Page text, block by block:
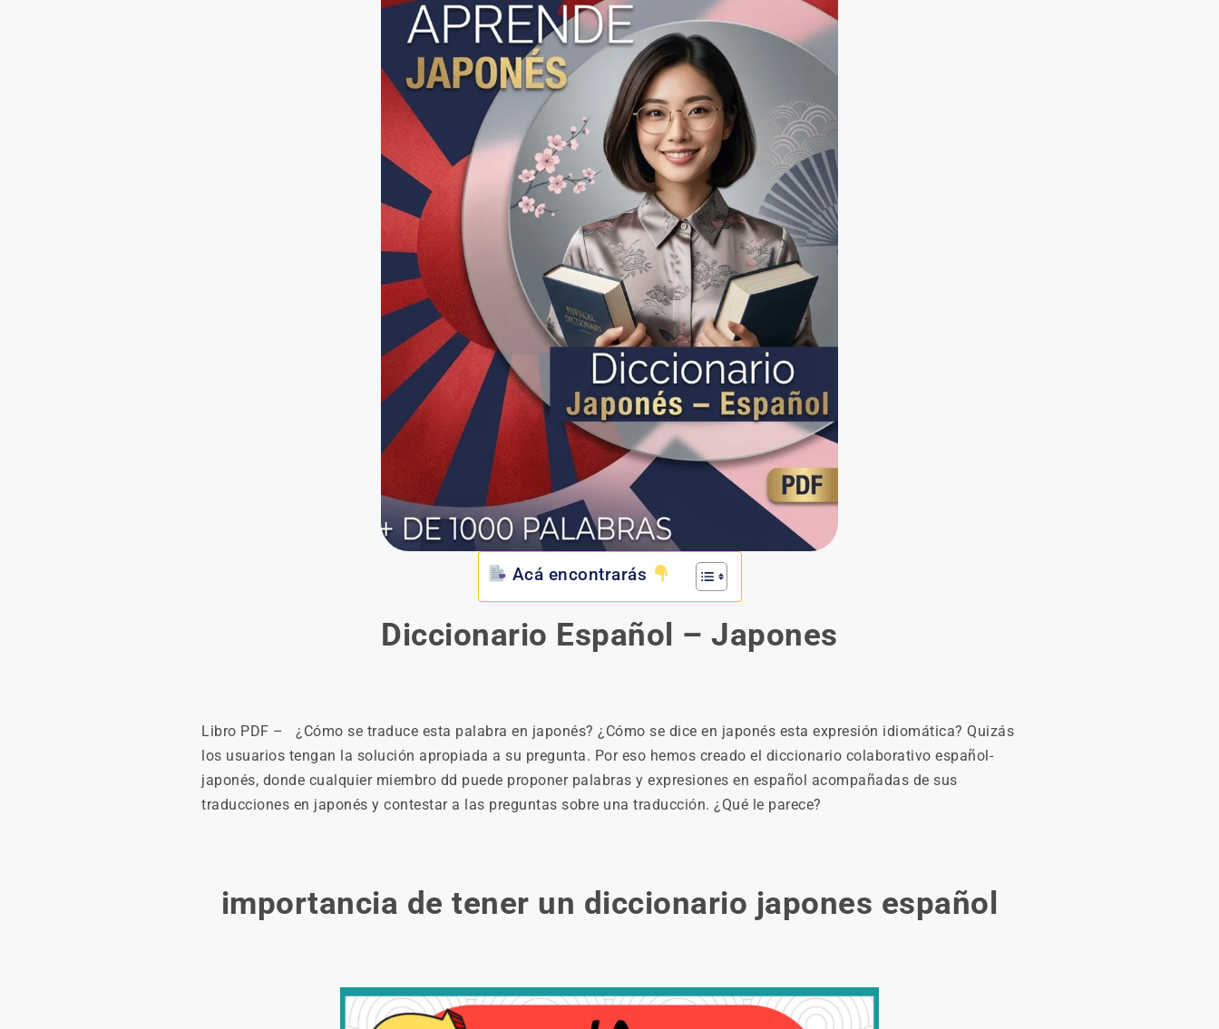
Acá encontrarás
Diccionario Español – Japones
Libro PDF – ¿Cómo se traduce esta palabra en japonés? ¿Cómo se dice en japonés esta expresión idiomática? Quizás
los usuarios tengan la solución apropiada a su pregunta. Por eso hemos creado el diccionario colaborativo español-
japonés, donde cualquier miembro dd puede proponer palabras y expresiones en español acompañadas de sus
traducciones en japonés y contestar a las preguntas sobre una traducción. ¿Qué le parece?
importancia de tener un diccionario japones español